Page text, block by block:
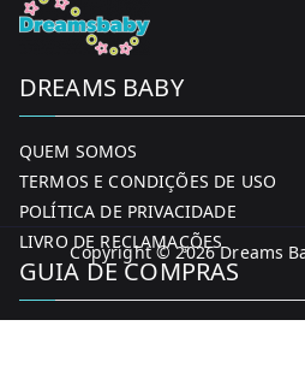
DREAMS BABY
QUEM SOMOS
TERMOS E CONDIÇÕES DE USO
POLÍTICA DE PRIVACIDADE
LIVRO DE RECLAMAÇÕES
GUIA DE COMPRAS
Copyright © 2026Dreams